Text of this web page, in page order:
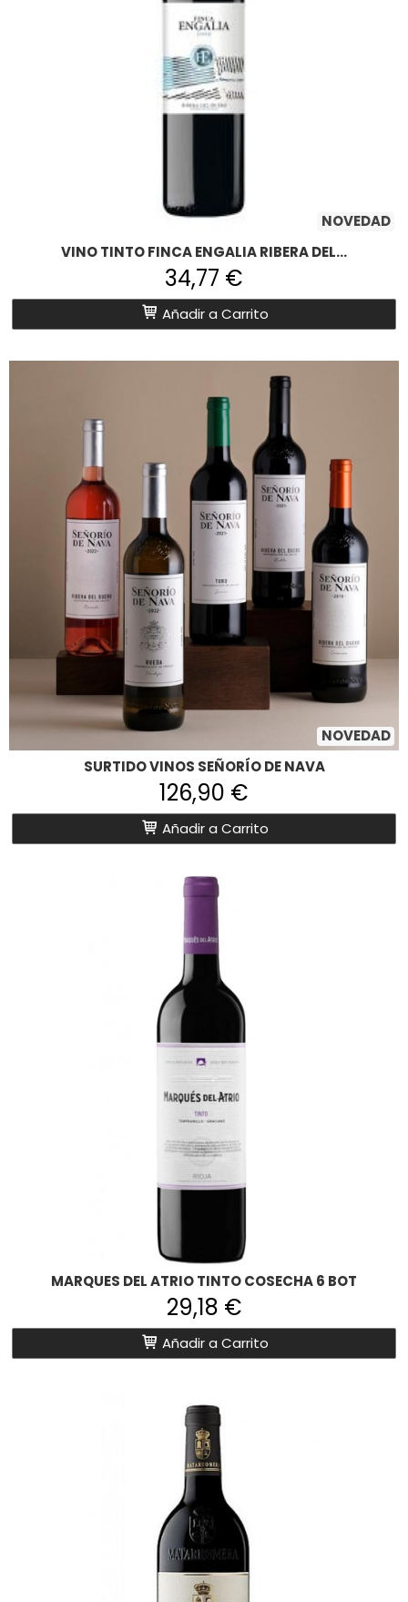
NOVEDAD
VINO TINTO FINCA ENGALIA RIBERA DEL...
34,77 €
Añadir a Carrito
NOVEDAD
SURTIDO VINOS SEÑORÍO DE NAVA
126,90 €
Añadir a Carrito
MARQUES DEL ATRIO TINTO COSECHA 6 BOT
29,18 €
Añadir a Carrito